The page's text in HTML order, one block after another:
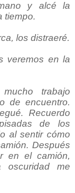
y alcé la
tiempo.
los distraeré.
veremos en la
trabajo
de encuentro.
Recuerdo
de los
al sentir cómo
Después
en el camión,
me